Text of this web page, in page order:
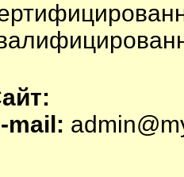
mail: